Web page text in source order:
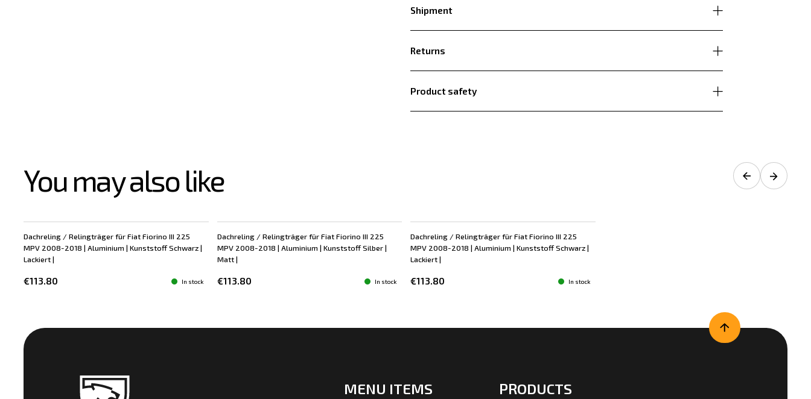
Shipment
Returns
Product safety
You may also like
Dachreling / Relingträger für Fiat Fiorino III 225
MPV 2008-2018 | Aluminium | Kunststoff Schwarz |
Lackiert |
€113.80 In stock
Dachreling / Relingträger für Fiat Fiorino III 225
MPV 2008-2018 | Aluminium | Kunststoff Silber |
Matt |
€113.80 In stock
Dachreling / Relingträger für Fiat Fiorino III 225
MPV 2008-2018 | Aluminium | Kunststoff Schwarz |
Lackiert |
€113.80 In stock
MENU ITEMS PRODUCTS